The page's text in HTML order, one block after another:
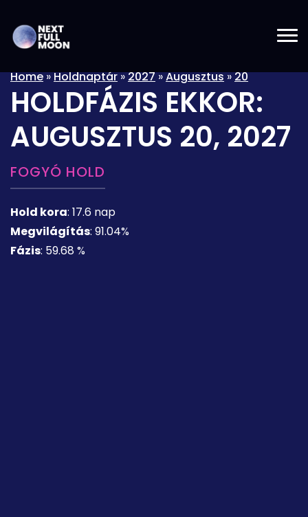
Home»Holdnaptár»2027»Augusztus»20
HOLDFÁZIS EKKOR:
AUGUSZTUS 20, 2027
FOGYÓ HOLD
Hold kora: 17.6 nap
Megvilágítás: 91.04%
Fázis: 59.68 %